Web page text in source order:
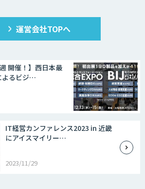
運営会社TOPへ
開催！】西日本最
よるビジ…
IT経営カンファレンス2023 in 近畿
にアイスマイリー…
2023/11/29